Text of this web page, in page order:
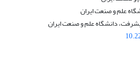
علم و صنعت ایران
دانشگاه علم و صنعت ایران